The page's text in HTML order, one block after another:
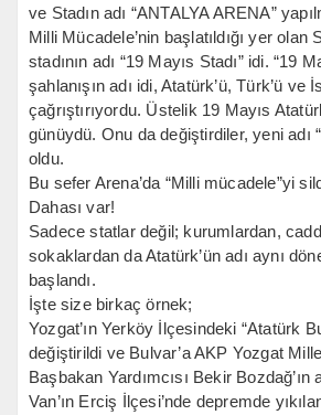
ve Stadın adı “ANTALYA ARENA”
Milli Mücadele’nin başlatıldığı yer olan
stadının adı “19 Mayıs Stadı” idi. “19
şahlanışın adı idi, Atatürk’ü, Türk’ü ve
çağrıştırıyordu. Üstelik 19 Mayıs
günüydü. Onu da değiştirdiler, yeni adı
oldu.
Bu sefer Arena’da “Milli mücadele”yi
Dahası var!
Sadece statlar değil; kurumlardan,
sokaklardan da Atatürk’ün adı aynı
başlandı.
İşte size birkaç örnek;
Yozgat’ın Yerköy İlçesindeki “Atatürk
değiştirildi ve Bulvar’a AKP Yozgat
Başbakan Yardımcısı Bekir Bozdağ’ın
Van’ın Erciş İlçesi’nde depremde